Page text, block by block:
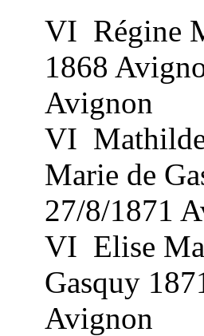
VI Régine
1868
Avignon
VI
Marie de
27/8/1871
VI Elise
Gasquy
Avignon